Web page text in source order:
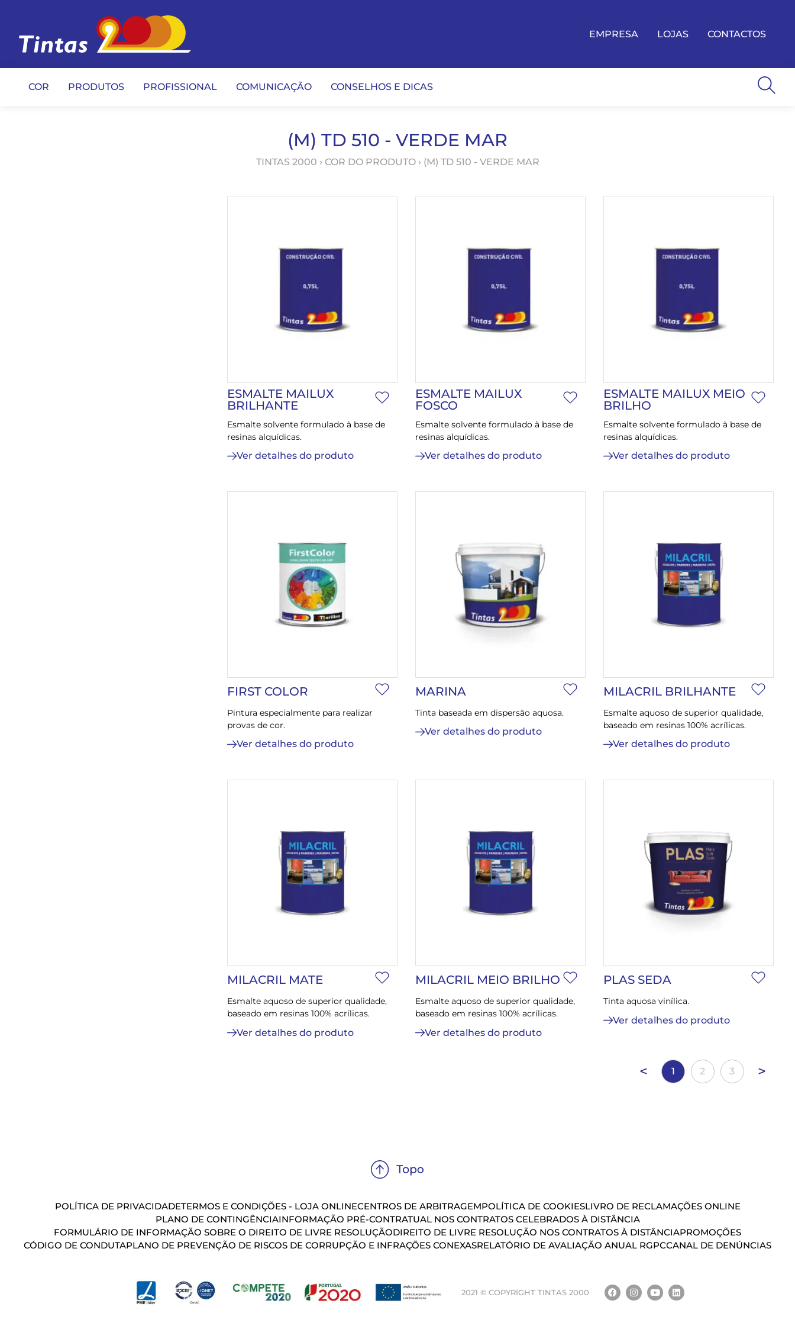
EMPRESA LOJAS CONTACTOS
COR PRODUTOS PROFISSIONAL COMUNICAÇÃO CONSELHOS E DICAS
(M) TD 510 - VERDE MAR
TINTAS 2000 › COR DO PRODUTO › (M) TD 510 - VERDE MAR
ESMALTE MAILUX
BRILHANTE
Esmalte solvente formulado à base de
resinas alquídicas.
Ver detalhes do produto
ESMALTE MAILUX
FOSCO
Esmalte solvente formulado à base de
resinas alquídicas.
Ver detalhes do produto
ESMALTE MAILUX MEIO
BRILHO
Esmalte solvente formulado à base de
resinas alquídicas.
Ver detalhes do produto
FIRST COLOR
Pintura especialmente para realizar
provas de cor.
Ver detalhes do produto
MARINA
Tinta baseada em dispersão aquosa.
Ver detalhes do produto
MILACRIL BRILHANTE
Esmalte aquoso de superior qualidade,
baseado em resinas 100% acrílicas.
Ver detalhes do produto
MILACRIL MATE
Esmalte aquoso de superior qualidade,
baseado em resinas 100% acrílicas.
Ver detalhes do produto
MILACRIL MEIO BRILHO
Esmalte aquoso de superior qualidade,
baseado em resinas 100% acrílicas.
Ver detalhes do produto
PLAS SEDA
Tinta aquosa vinílica.
Ver detalhes do produto
< 1 2 3 >
POLÍTICA DE PRIVACIDADETERMOS E CONDIÇÕES - LOJA ONLINECENTROS DE ARBITRAGEMPOLÍTICA DE COOKIESLIVRO DE RECLAMAÇÕES ONLINE
PLANO DE CONTINGÊNCIAINFORMAÇÃO PRÉ-CONTRATUAL NOS CONTRATOS CELEBRADOS À DISTÂNCIA
FORMULÁRIO DE INFORMAÇÃO SOBRE O DIREITO DE LIVRE RESOLUÇÃODIREITO DE LIVRE RESOLUÇÃO NOS CONTRATOS À DISTÂNCIAPROMOÇÕES
CÓDIGO DE CONDUTAPLANO DE PREVENÇÃO DE RISCOS DE CORRUPÇÃO E INFRAÇÕES CONEXASRELATÓRIO DE AVALIAÇÃO ANUAL RGPCCANAL DE DENÚNCIAS
2021 © COPYRIGHT TINTAS 2000